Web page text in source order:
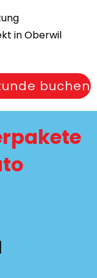
in Oberwil
buchen